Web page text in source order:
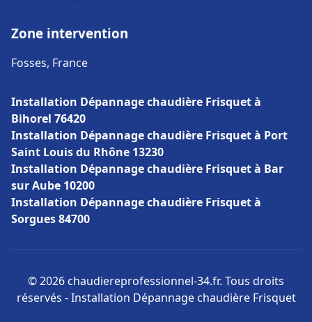
Zone intervention
Fosses, France
Installation Dépannage chaudière Frisquet à
Bihorel 76420
Installation Dépannage chaudière Frisquet à Port
Saint Louis du Rhône 13230
Installation Dépannage chaudière Frisquet à Bar
sur Aube 10200
Installation Dépannage chaudière Frisquet à
Sorgues 84700
© 2026 chaudiereprofessionnel-34.fr. Tous droits
réservés - Installation Dépannage chaudière Frisquet